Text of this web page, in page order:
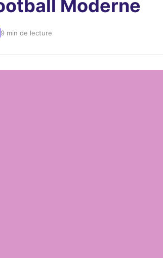
Moderne
9 min de lecture